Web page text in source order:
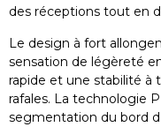
des réceptions tout en
Le design à fort
sensation de légèreté
rapide et une stabilité à
rafales. La technologie
segmentation du bord